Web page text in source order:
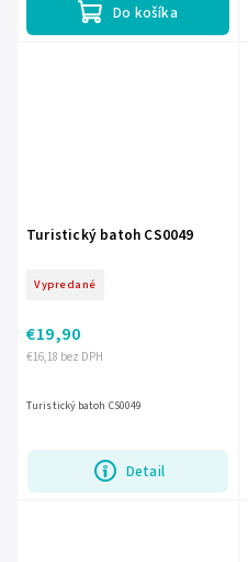
Do košíka
Turistický batoh CS0049
Vypredané
€16,18 bez DPH
€19,90
Detail
Turistický batoh CS0049